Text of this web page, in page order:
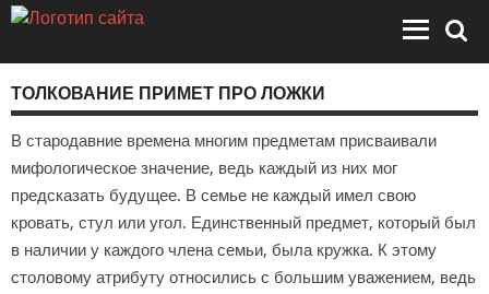
ТОЛКОВАНИЕ ПРИМЕТ ПРО ЛОЖКИ
В стародавние времена многим предметам присваивали
мифологическое значение, ведь каждый из них мог
предсказать будущее. В семье не каждый имел свою
кровать, стул или угол. Единственный предмет, который был
в наличии у каждого члена семьи, была кружка. К этому
столовому атрибуту относились с большим уважением, ведь